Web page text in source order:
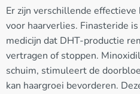
Er zijn verschillende
voor haarverlies. Finasteride
medicijn dat DHT-productie
vertragen of stoppen.
schuim, stimuleert de
kan haargroei bevorderen.